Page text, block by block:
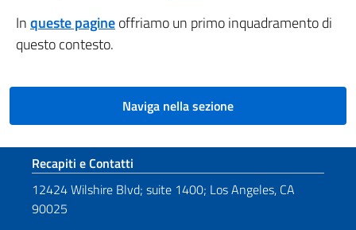
Inqueste pagineoffriamo un primo inquadramento di
questo contesto.
Naviga nella sezione
Sezione footer
Recapiti e Contatti
12424 Wilshire Blvd; suite 1400; Los Angeles, CA
90025